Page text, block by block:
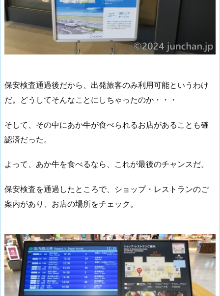
保安検査通過後だから、出発旅客のみ利用可能というわけ
だ。どうしてそんなことにしちゃったのか・・・
そして、その中にあか牛が食べられるお店があることも確
認済だった。
よって、あか牛を食べるなら、これが最後のチャンスだ。
保安検査を通過したところで、ショップ・レストランのご
案内があり、お店の場所をチェック。